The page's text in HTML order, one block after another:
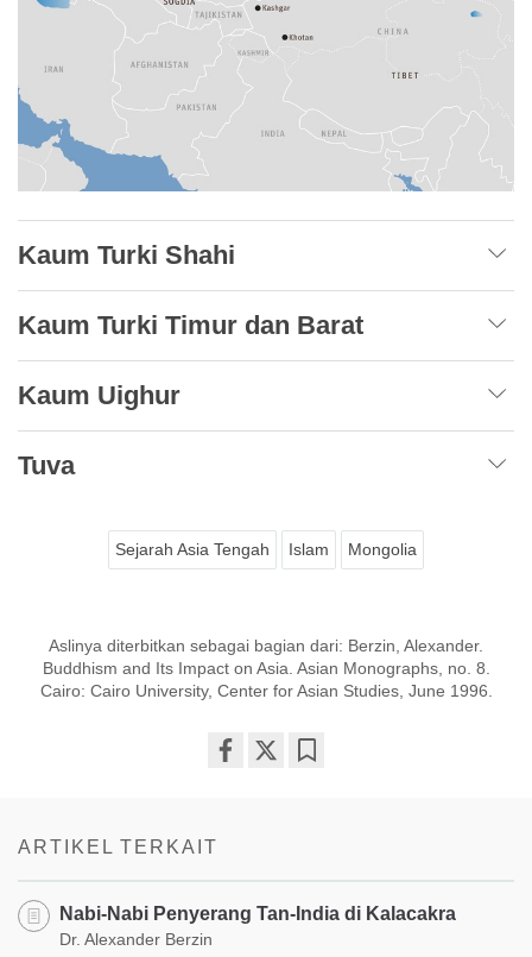
Kaum Turki Shahi
Kaum Turki Timur dan Barat
Kaum Uighur
Tuva
Sejarah Asia Tengah Islam Mongolia
Aslinya diterbitkan sebagai bagian dari: Berzin, Alexander.
Buddhism and Its Impact on Asia. Asian Monographs, no. 8.
Cairo: Cairo University, Center for Asian Studies, June 1996.
ARTIKEL TERKAIT
Nabi-Nabi Penyerang Tan-India di Kalacakra
Dr. Alexander Berzin